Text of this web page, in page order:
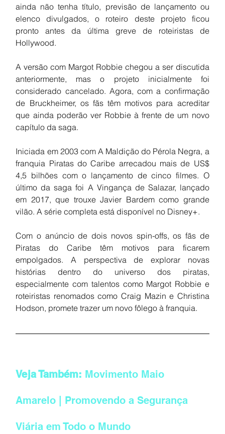
ainda não tenha título, previsão de lançamento ou
elenco divulgados, o roteiro deste projeto ficou
pronto antes da última greve de roteiristas de
Hollywood.
A versão com Margot Robbie chegou a ser discutida
anteriormente, mas o projeto inicialmente foi
considerado cancelado. Agora, com a confirmação
de Bruckheimer, os fãs têm motivos para acreditar
que ainda poderão ver Robbie à frente de um novo
capítulo da saga.
Iniciada em 2003 com A Maldição do Pérola Negra, a
franquia Piratas do Caribe arrecadou mais de US$
4,5 bilhões com o lançamento de cinco filmes. O
último da saga foi A Vingança de Salazar, lançado
em 2017, que trouxe Javier Bardem como grande
vilão. A série completa está disponível no Disney+.
Com o anúncio de dois novos spin-offs, os fãs de
Piratas do Caribe têm motivos para ficarem
empolgados. A perspectiva de explorar novas
histórias dentro do universo dos piratas,
especialmente com talentos como Margot Robbie e
roteiristas renomados como Craig Mazin e Christina
Hodson, promete trazer um novo fôlego à franquia.
Veja Também: Movimento Maio
Amarelo | Promovendo a Segurança
Viária em Todo o Mundo